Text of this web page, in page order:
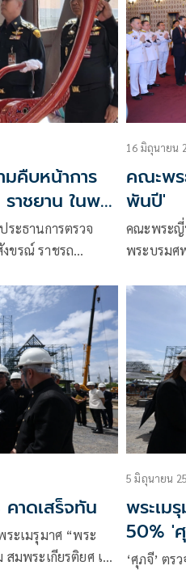
คืบหน้าการ
ชยาน ในพระ
บรมศพ พระ
ะธานการตรวจ
ขรณ์ ราชรถ
16 มิถุนายน
คณะพร
พันปี'
คณะพระญี่
พระบรมศ
าดเสร็จทัน
ระเมรุมาศ “พระ
มพระเกียรติยศ เผย
5 มิถุนายน
พระเม
50% '
พระเกี
‘ศุภจี’ ตร